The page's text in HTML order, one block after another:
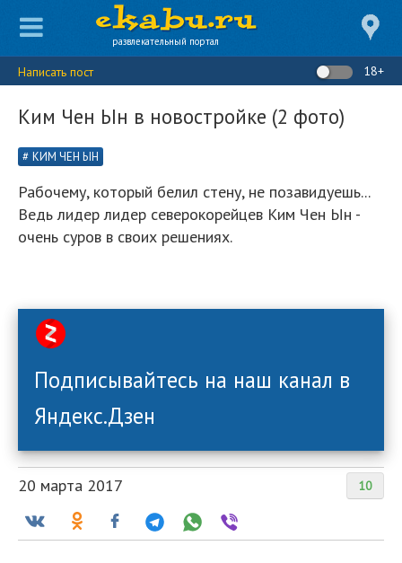
развлекательный портал
Написать пост 18+
Ким Чен Ын в новостройке (2 фото)
КИМ ЧЕН ЫН
Рабочему, который белил стену, не позавидуешь...
Ведь лидер лидер северокорейцев Ким Чен Ын -
очень суров в своих решениях.
Подписывайтесь на наш канал в
Яндекс.Дзен
10
20 марта 2017